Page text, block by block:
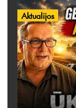
Aktualijos